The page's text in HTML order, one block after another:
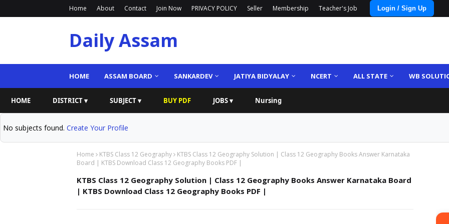
Home About Contact Join Now PRIVACY POLICY Seller Membership Teacher's Job Login / Sign Up
Daily Assam
HOME ASSAM BOARD SANKARDEV JATIYA BIDYALAY NCERT ALL STATE WB
HOME DISTRICT ▾ SUBJECT ▾ BUY PDF JOBS ▾ Nursing
No subjects found. Create Your Profile
Home KTBS Class 12 Geography
KTBS Class 12 Geography Solution | Class 12 Geography Books Answer Karnataka
Board | KTBS Download Class 12 Geography Books PDF |
KTBS Class 12 Geography Solution | Class 12 Geography Books Answer Karnataka Board
| KTBS Download Class 12 Geography Books PDF |